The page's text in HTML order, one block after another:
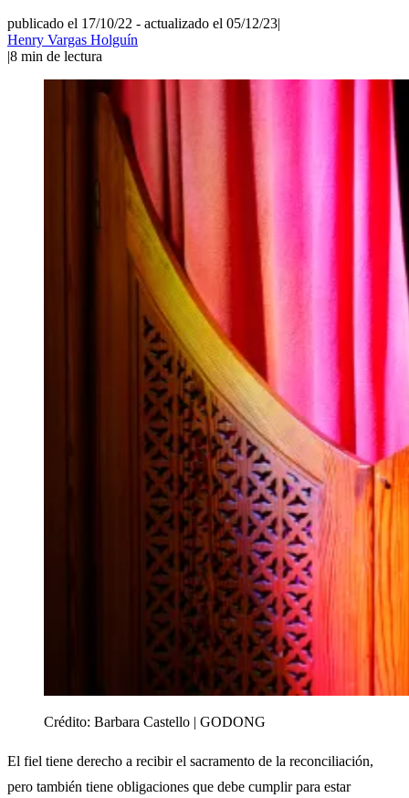
publicado el 17/10/22 - actualizado el 05/12/23|
Henry Vargas Holguín
|8 min de lectura
Crédito: Barbara Castello | GODONG
El fiel tiene derecho a recibir el sacramento de la reconciliación,
pero también tiene obligaciones que debe cumplir para estar